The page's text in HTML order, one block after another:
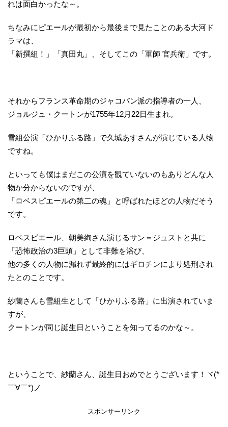
れは面白かったな～。
ちなみにピエールが最初から最後まで見たことのある大河ド
ラマは、
「新撰組！」「真田丸」、そしてこの「軍師 官兵衛」です。
それからフランス革命期のジャコバン派の指導者の一人、
ジョルジュ・クートンが1755年12月22日生まれ。
雪組公演「ひかりふる路」で久城あすさんが演じている人物
ですね。
といっても僕はまだこの公演を観ていないのもありどんな人
物か分からないのですが、
「ロベスピエールの第二の魂」と呼ばれたほどの人物だそう
です。
ロベスピエール、朝美絢さん演じるサン＝ジュストと共に
「恐怖政治の3巨頭」として非難を浴び、
他の多くの人物に漏れず最終的にはギロチンにより処刑され
たとのことです。
紗蘭さんも雪組生として「ひかりふる路」に出演されていま
すが、
クートンが同じ誕生日ということを知ってるのかな～。
ということで、紗蘭さん、誕生日おめでとうございます！ヾ(*
￣∀￣*)ノ
スポンサーリンク